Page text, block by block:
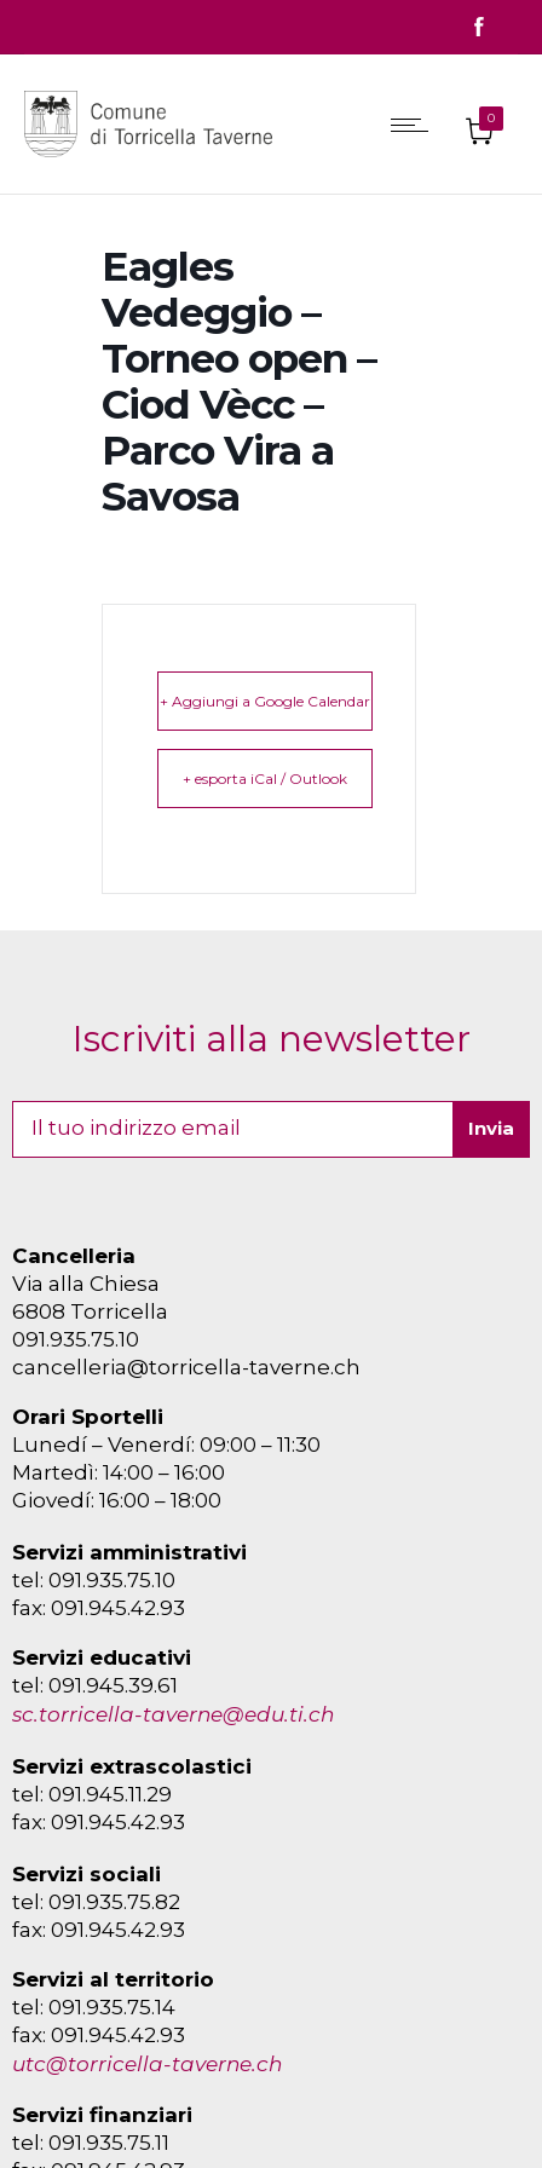
0
Eagles
Vedeggio –
Torneo open –
Ciod Vècc –
Parco Vira a
Savosa
+ Aggiungi a Google Calendar
+ esporta iCal / Outlook
Iscriviti alla newsletter
Cancelleria
Via alla Chiesa
6808 Torricella
091.935.75.10
cancelleria@torricella-taverne.ch
Orari Sportelli
Lunedí – Venerdí: 09:00 – 11:30
Martedì: 14:00 – 16:00
Giovedí: 16:00 – 18:00
Servizi amministrativi
tel: 091.935.75.10
fax: 091.945.42.93
Servizi educativi
tel: 091.945.39.61
sc.torricella-taverne@edu.ti.ch
Servizi extrascolastici
tel: 091.945.11.29
fax: 091.945.42.93
Servizi sociali
tel: 091.935.75.82
fax: 091.945.42.93
Servizi al territorio
tel: 091.935.75.14
fax: 091.945.42.93
utc@torricella-taverne.ch
Servizi finanziari
tel: 091.935.75.11